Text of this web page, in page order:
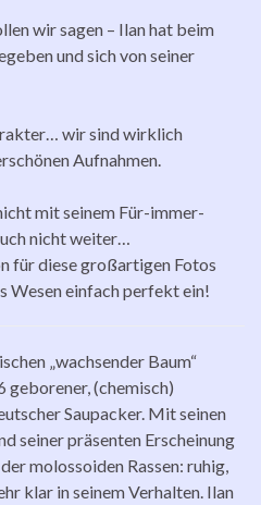
wir sagen – Ilan hat beim
und sich von seiner
wir sind wirklich
Aufnahmen.
mit seinem Für-immer-
nicht weiter…
für diese großartigen Fotos
Wesen einfach perfekt ein!
„wachsender Baum“
geborener, (chemisch)
Saupacker. Mit seinen
seiner präsenten Erscheinung
molossoiden Rassen: ruhig,
klar in seinem Verhalten. Ilan